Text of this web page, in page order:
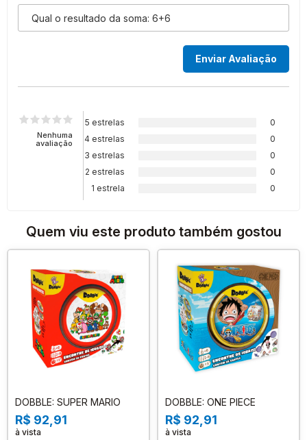
Nenhuma
avaliação
5 estrelas
0
4 estrelas
0
3 estrelas
0
2 estrelas
0
1 estrela
0
Quem viu este produto também gostou
DOBBLE: SUPER MARIO
R$ 92,91
à vista
DOBBLE: ONE PIECE
R$ 92,91
à vista